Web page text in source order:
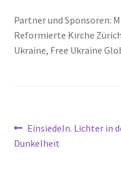
Partner und Sponsoren:
Reformierte Kirche
Ukraine, Free Ukraine
Einsiedeln. Lichter in
Dunkelheit